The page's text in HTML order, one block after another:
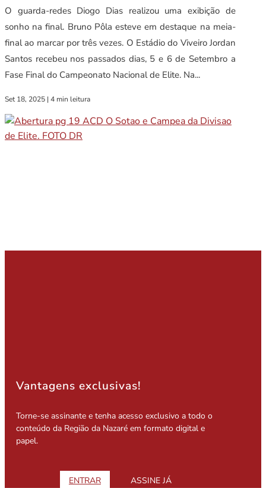
O guarda-redes Diogo Dias realizou uma exibição de
sonho na final. Bruno Pôla esteve em destaque na meia-
final ao marcar por três vezes. O Estádio do Viveiro Jordan
Santos recebeu nos passados dias, 5 e 6 de Setembro a
Fase Final do Campeonato Nacional de Elite. Na...
Set 18, 2025 | 4 min leitura
Vantagens exclusivas!
Torne-se assinante e tenha acesso exclusivo a todo o
conteúdo da Região da Nazaré em formato digital e
papel.
ENTRAR ASSINE JÁ